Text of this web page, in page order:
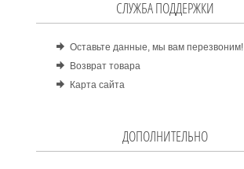
СЛУЖБА ПОДДЕРЖКИ
Оставьте данные, мы вам перезвоним!
Возврат товара
Карта сайта
ДОПОЛНИТЕЛЬНО